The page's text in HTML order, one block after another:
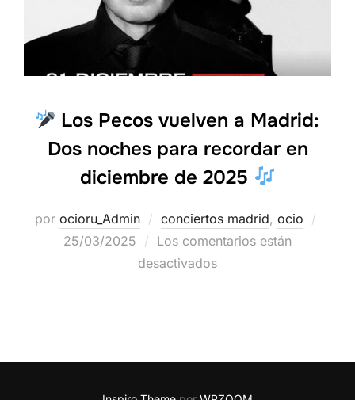
Los Pecos vuelven a Madrid:
Dos noches para recordar en
diciembre de 2025
por ocioru_Admin conciertos madrid, ocio
25/03/2025
Los comentarios están
desactivados